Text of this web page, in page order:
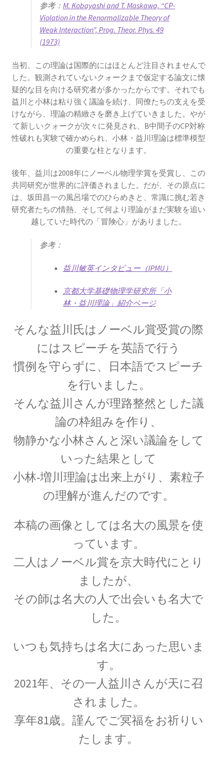
P・ショーァ
【Peter Williston Shor, 1959/8/14-量子暗号を揺る
R・J・E・クラウジウス
【熱力学の第一法則を定めエントロピーを定義
｜エントロピー】
R・P・ファインマン
【天才｜経路積分やファインマンダイヤ
グラムを考案】
【インド独自の理解体系で学びボーズ粒子を定
W・C・レントゲン
【第一回のノーベル賞受賞者・電子の蛍光現象
を実用化】
W・C・ヴィーン
【黒体放射の研究やウィーンの法則
をもたらした物性研究の先駆者】
【微細定数 1/137.036…｜新たな概念として排他
【トピック‐初稿2020年度11月】
量子計算機実用化の波_活用事例
お問い合わせ等もろもろ_他
【書評・トピックの情報も残しま
す】
お雇い外人のトマス・メンデンホール
参考： M. Kobayashi and T. Maskawa, “CP-
Violation in the Renormalizable Theory of
Weak Interaction”, Prog. Theor. Phys. 49
(1973)
当初、この理論は国際的にはほとんど注目されませんで
した。観測されていないクォークまで仮定する論文に懐
疑的な目を向ける研究者が多かったからです。それでも
益川と小林は粘り強く議論を続け、同僚たちの支えを受
けながら、理論の精緻さを磨き上げていきました。やが
て新しいクォークが次々に発見され、B中間子のCP対称
性破れも実験で確かめられ、小林・益川理論は標準模型
の重要な柱となります。
後年、益川は2008年にノーベル物理学賞を受賞し、この
共同研究が世界的に評価されました。だが、その原点に
は、坂田昌一の風呂場でのひらめきと、常識に挑む若き
研究者たちの情熱、そして何より理論がまだ実験を追い
越していた時代の「冒険心」がありました。
参考：
益川敏英インタビュー（IPMU）
京都大学基礎物理学研究所「小
林・益川理論」紹介ページ
そんな益川氏はノーベル賞受賞の際
にはスピーチを英語で行う
慣例を守らずに、 日本語でスピーチ
を行いました。
そんな益川さんが理路整然とした議
論の枠組みを作り、
物静かな小林さんと深い議論をして
いった結果として
小林-増川理論は出来上がり、素粒子
の理解が進んだのです。
本稿の画像としては名大の風景を使
っています。
二人はノーベル賞を京大時代に とり
ましたが、
その師は名大の人で出会いも名大で
した。
いつも気持ちは名大にあった思いま
す。
2021年、その一人益川さんが天に召
されました。
享年81歳。 謹んでご冥福をお祈りい
たします。